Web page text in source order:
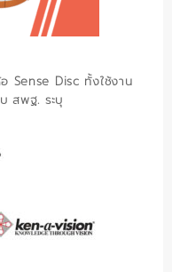
Sense Disc ทั้งใช้งาน
สพฐ. ระบุ